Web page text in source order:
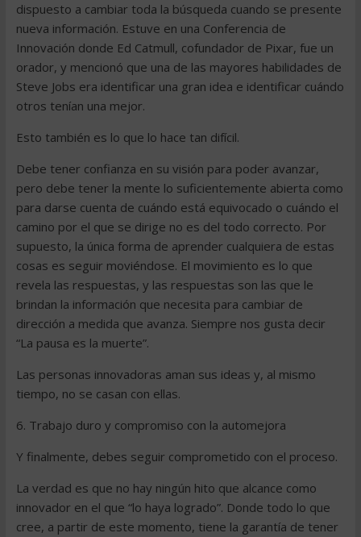
dispuesto a cambiar toda la búsqueda cuando se presente
nueva información. Estuve en una Conferencia de
Innovación donde Ed Catmull, cofundador de Pixar, fue un
orador, y mencionó que una de las mayores habilidades de
Steve Jobs era identificar una gran idea e identificar cuándo
otros tenían una mejor.
Esto también es lo que lo hace tan difícil.
Debe tener confianza en su visión para poder avanzar,
pero debe tener la mente lo suficientemente abierta como
para darse cuenta de cuándo está equivocado o cuándo el
camino por el que se dirige no es del todo correcto. Por
supuesto, la única forma de aprender cualquiera de estas
cosas es seguir moviéndose. El movimiento es lo que
revela las respuestas, y las respuestas son las que le
brindan la información que necesita para cambiar de
dirección a medida que avanza. Siempre nos gusta decir
“La pausa es la muerte”.
Las personas innovadoras aman sus ideas y, al mismo
tiempo, no se casan con ellas.
6. Trabajo duro y compromiso con la automejora
Y finalmente, debes seguir comprometido con el proceso.
La verdad es que no hay ningún hito que alcance como
innovador en el que “lo haya logrado”. Donde todo lo que
cree, a partir de este momento, tiene la garantía de tener